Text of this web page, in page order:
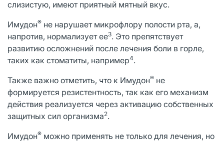
слизистую, имеют приятный мятный вкус.
Имудон® не нарушает микрофлору полости рта, а,
напротив, нормализует ее3. Это препятствует
развитию осложнений после лечения боли в горле,
таких как стоматиты, например4.
Также важно отметить, что к Имудон® не
формируется резистентность, так как его механизм
действия реализуется через активацию собственных
защитных сил организма2.
Имудон® можно применять не только для лечения, но